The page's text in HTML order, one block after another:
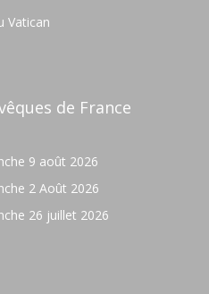
Vatican
de France
9 août 2026
2 Août 2026
26 juillet 2026